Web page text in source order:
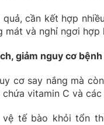
cần kết hợp
mát và nghỉ ngơi hợp
giảm nguy cơ
cơ say nắng mà
chứa vitamin C và
tế bào khỏi tổn